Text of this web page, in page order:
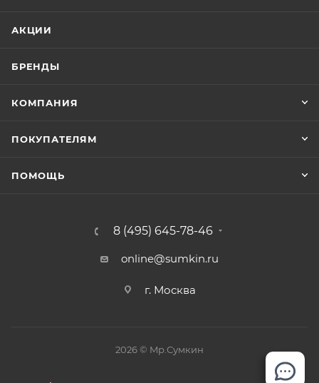
АКЦИИ
БРЕНДЫ
КОМПАНИЯ
ПОКУПАТЕЛЯМ
ПОМОЩЬ
8 (495) 645-78-46
online@sumkin.ru
г. Москва
2026 © Mр.Сумкин